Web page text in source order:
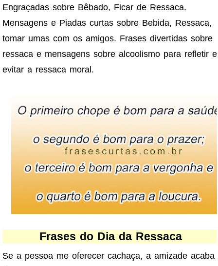
Engraçadas sobre Bêbado, Ficar de Ressaca.
Mensagens e Piadas curtas sobre Bebida, Ressaca,
tomar umas com os amigos. Frases divertidas sobre
ressaca e mensagens sobre alcoolismo para refletir e
evitar a ressaca moral.
Frases do Dia da Ressaca
Se a pessoa me oferecer cachaça, a amizade acaba